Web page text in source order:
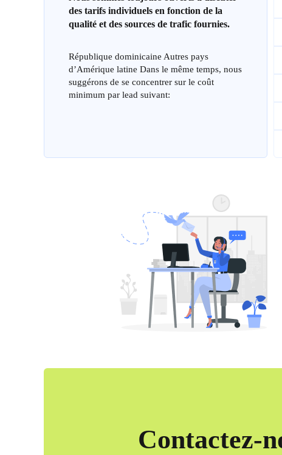
des tarifs individuels en fonction de la
qualité et des sources de trafic fournies.
République dominicaine Autres pays
d’Amérique latine Dans le même temps, nous
suggérons de se concentrer sur le coût
minimum par lead suivant:
Contactez-